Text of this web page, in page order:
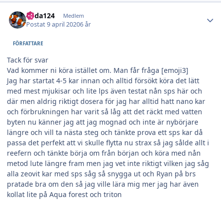
edda124 Medlem
Postat9 april 20206 år
FÖRFATTARE
Tack för svar
Vad kommer ni köra istället om. Man får fråga [emoji3]
Jag har startat 4-5 kar innan och alltid försökt köra det lätt
med mest mjukisar och lite lps även testat nån sps här och
där men aldrig riktigt dosera för jag har alltid hatt nano kar
och förbrukningen har varit så låg att det räckt med vatten
byten nu känner jag att jag mognad och inte är nybörjare
längre och vill ta nästa steg och tänkte prova ett sps kar då
passa det perfekt att vi skulle flytta nu strax så jag sålde allt i
reefern och tänkte börja om från början och köra med nån
metod lute längre fram men jag vet inte riktigt vilken jag såg
alla zeovit kar med sps såg så snygga ut och Ryan på brs
pratade bra om den så jag ville lära mig mer jag har även
kollat lite på Aqua forest och triton